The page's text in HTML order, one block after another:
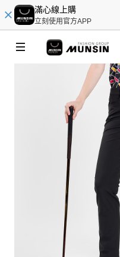
滿心線上購
立刻使用官方APP